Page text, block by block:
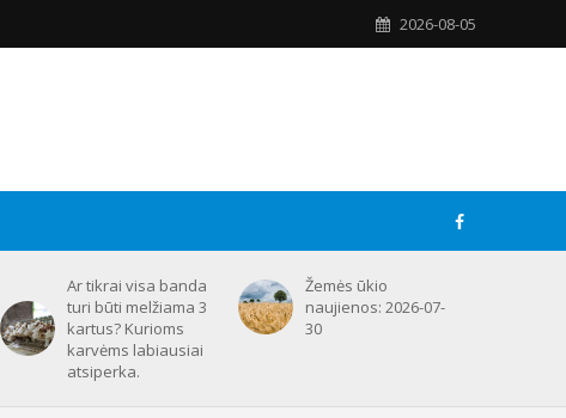
2026-08-05
Ar tikrai visa banda
turi būti melžiama 3
kartus? Kurioms
karvėms labiausiai
atsiperka.
Žemės ūkio
naujienos: 2026-07-
30